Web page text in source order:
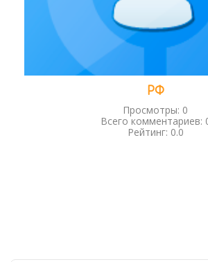
РФ
Просмотры: 0
Всего комментариев:
Рейтинг: 0.0